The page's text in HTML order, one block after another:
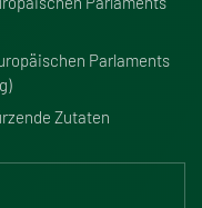
Parlaments
Zutaten